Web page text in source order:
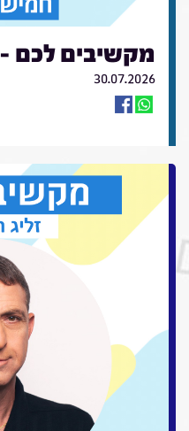
מקשיבים לכם - 30.07.26
30.07.2026